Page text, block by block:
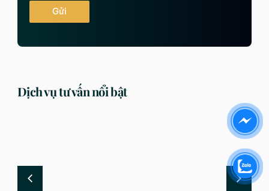
Gửi
Dịch vụ tư vấn nổi bật